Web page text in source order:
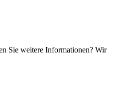
Sie weitere Informationen? Wir